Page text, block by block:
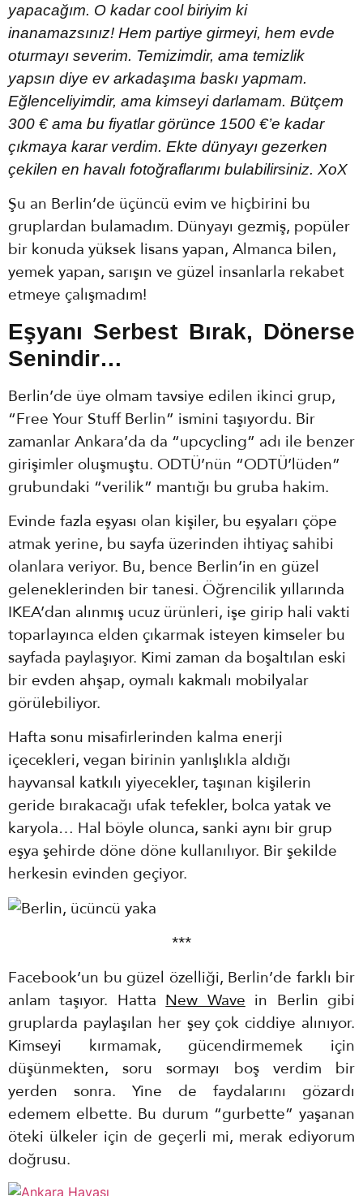
yapacağım. O kadar cool biriyim ki
inanamazsınız! Hem partiye girmeyi, hem evde
oturmayı severim. Temizimdir, ama temizlik
yapsın diye ev arkadaşıma baskı yapmam.
Eğlenceliyimdir, ama kimseyi darlamam. Bütçem
300 € ama bu fiyatlar görünce 1500 €’e kadar
çıkmaya karar verdim. Ekte dünyayı gezerken
çekilen en havalı fotoğraflarımı bulabilirsiniz. XoX
Şu an Berlin’de üçüncü evim ve hiçbirini bu
gruplardan bulamadım. Dünyayı gezmiş, popüler
bir konuda yüksek lisans yapan, Almanca bilen,
yemek yapan, sarışın ve güzel insanlarla rekabet
etmeye çalışmadım!
Eşyanı Serbest Bırak, Dönerse
Senindir…
Berlin’de üye olmam tavsiye edilen ikinci grup,
“Free Your Stuff Berlin” ismini taşıyordu. Bir
zamanlar Ankara’da da “upcycling” adı ile benzer
girişimler oluşmuştu. ODTÜ’nün “ODTÜ’lüden”
grubundaki “verilik” mantığı bu gruba hakim.
Evinde fazla eşyası olan kişiler, bu eşyaları çöpe
atmak yerine, bu sayfa üzerinden ihtiyaç sahibi
olanlara veriyor. Bu, bence Berlin’in en güzel
geleneklerinden bir tanesi. Öğrencilik yıllarında
IKEA’dan alınmış ucuz ürünleri, işe girip hali vakti
toparlayınca elden çıkarmak isteyen kimseler bu
sayfada paylaşıyor. Kimi zaman da boşaltılan eski
bir evden ahşap, oymalı kakmalı mobilyalar
görülebiliyor.
Hafta sonu misafirlerinden kalma enerji
içecekleri, vegan birinin yanlışlıkla aldığı
hayvansal katkılı yiyecekler, taşınan kişilerin
geride bırakacağı ufak tefekler, bolca yatak ve
karyola… Hal böyle olunca, sanki aynı bir grup
eşya şehirde döne döne kullanılıyor. Bir şekilde
herkesin evinden geçiyor.
***
Facebook’un bu güzel özelliği, Berlin’de farklı bir
anlam taşıyor. Hatta New Wave in Berlin gibi
gruplarda paylaşılan her şey çok ciddiye alınıyor.
Kimseyi kırmamak, gücendirmemek için
düşünmekten, soru sormayı boş verdim bir
yerden sonra. Yine de faydalarını gözardı
edemem elbette. Bu durum “gurbette” yaşanan
öteki ülkeler için de geçerli mi, merak ediyorum
doğrusu.